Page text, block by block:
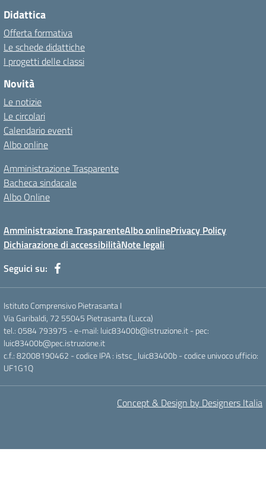
Didattica
Offerta formativa
Le schede didattiche
I progetti delle classi
Novità
Le notizie
Le circolari
Calendario eventi
Albo online
Amministrazione Trasparente
Bacheca sindacale
Albo Online
Amministrazione TrasparenteAlbo onlinePrivacy Policy
Dichiarazione di accessibilitàNote legali
Seguici su:
Istituto Comprensivo Pietrasanta I
Via Garibaldi, 72 55045 Pietrasanta (Lucca)
tel.: 0584 793975 - e-mail: luic83400b@istruzione.it - pec:
luic83400b@pec.istruzione.it
c.f.: 82008190462 - codice IPA : istsc_luic83400b - codice univoco ufficio:
UF1G1Q
Concept & Design by Designers Italia